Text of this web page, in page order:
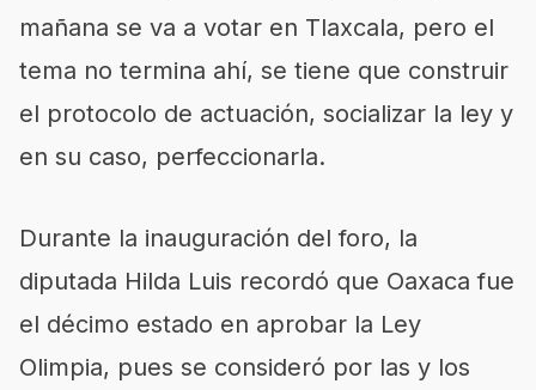
mañana se va a votar en Tlaxcala, pero el
tema no termina ahí, se tiene que construir
el protocolo de actuación, socializar la ley y
en su caso, perfeccionarla.
Durante la inauguración del foro, la
diputada Hilda Luis recordó que Oaxaca fue
el décimo estado en aprobar la Ley
Olimpia, pues se consideró por las y los